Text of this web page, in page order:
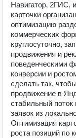
Навигатор, 2ГИС,
карточки
оптимизацию
коммерческих
круглосуточно,
продвижения и
поведенческими
конверсии и
сделать так,
продвижение в
стабильный поток
заявок из
Оптимизация
роста позиций по